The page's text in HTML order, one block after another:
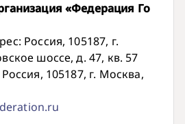
«Федерация Го
Россия, 105187, г.
шоссе, д. 47, кв. 57
105187, г. Москва,